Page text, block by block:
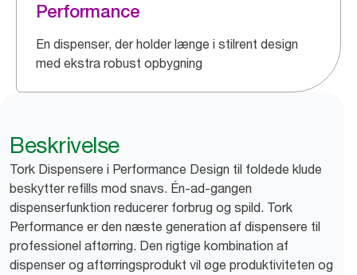
Performance
En dispenser, der holder længe i stilrent design
med ekstra robust opbygning
Beskrivelse
Tork Dispensere i Performance Design til foldede klude
beskytter refills mod snavs. Én-ad-gangen
dispenserfunktion reducerer forbrug og spild. Tork
Performance er den næste generation af dispensere til
professionel aftørring. Den rigtige kombination af
dispenser og aftørringsprodukt vil øge produktiviteten og